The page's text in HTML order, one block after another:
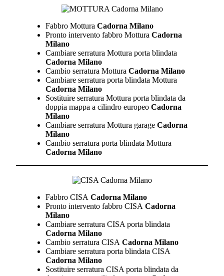
Fabbro Mottura Cadorna Milano
Pronto intervento fabbro Mottura Cadorna
Milano
Cambiare serratura Mottura porta blindata
Cadorna Milano
Cambio serratura Mottura Cadorna Milano
Cambiare serratura porta blindata Mottura
Cadorna Milano
Sostituire serratura Mottura porta blindata da
doppia mappa a cilindro europeo Cadorna
Milano
Cambiare serratura Mottura garage Cadorna
Milano
Cambio serratura porta blindata Mottura
Cadorna Milano
Fabbro CISA Cadorna Milano
Pronto intervento fabbro CISA Cadorna
Milano
Cambiare serratura CISA porta blindata
Cadorna Milano
Cambio serratura CISA Cadorna Milano
Cambiare serratura porta blindata CISA
Cadorna Milano
Sostituire serratura CISA porta blindata da